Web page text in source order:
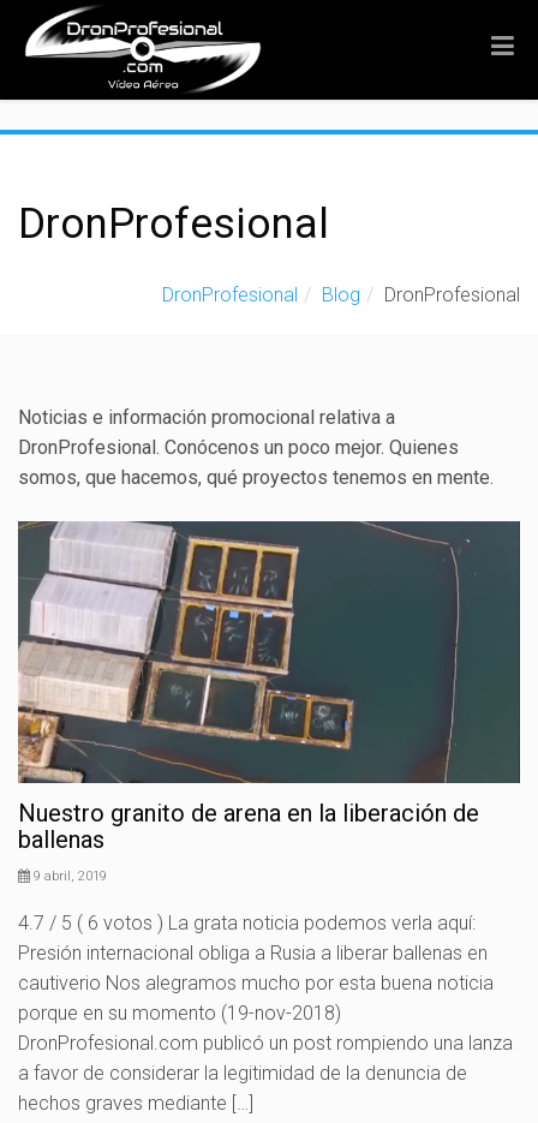
DronProfesional
DronProfesional Blog DronProfesional
Noticias e información promocional relativa a
DronProfesional. Conócenos un poco mejor. Quienes
somos, que hacemos, qué proyectos tenemos en mente.
Nuestro granito de arena en la liberación de
ballenas
9 abril, 2019
4.7 / 5 ( 6 votos ) La grata noticia podemos verla aquí:
Presión internacional obliga a Rusia a liberar ballenas en
cautiverio Nos alegramos mucho por esta buena noticia
porque en su momento (19-nov-2018)
DronProfesional.com publicó un post rompiendo una lanza
a favor de considerar la legitimidad de la denuncia de
hechos graves mediante […]